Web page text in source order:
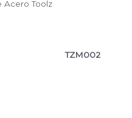
Acero Toolz
TZM002